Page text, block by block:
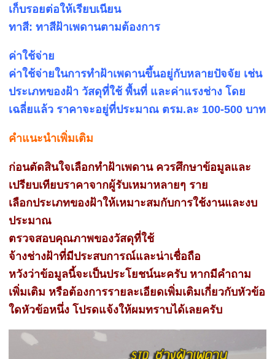
เก็บรอยต่อให้เรียบเนียน
ทาสี: ทาสีฝ้าเพดานตามต้องการ
ค่าใช้จ่าย
ค่าใช้จ่ายในการทำฝ้าเพดานขึ้นอยู่กับหลายปัจจัย เช่น
ประเภทของฝ้า วัสดุที่ใช้ พื้นที่ และค่าแรงช่าง โดย
เฉลี่ยแล้ว ราคาจะอยู่ที่ประมาณ ตรม.ละ 100-500 บาท
คำแนะนำเพิ่มเติม
ก่อนตัดสินใจเลือกทำฝ้าเพดาน ควรศึกษาข้อมูลและ
เปรียบเทียบราคาจากผู้รับเหมาหลายๆ ราย
เลือกประเภทของฝ้าให้เหมาะสมกับการใช้งานและงบ
ประมาณ
ตรวจสอบคุณภาพของวัสดุที่ใช้
จ้างช่างฝ้าที่มีประสบการณ์และน่าเชื่อถือ
หวังว่าข้อมูลนี้จะเป็นประโยชน์นะครับ หากมีคำถาม
เพิ่มเติม หรือต้องการรายละเอียดเพิ่มเติมเกี่ยวกับหัวข้อ
ใดหัวข้อหนึ่ง โปรดแจ้งให้ผมทราบได้เลยครับ